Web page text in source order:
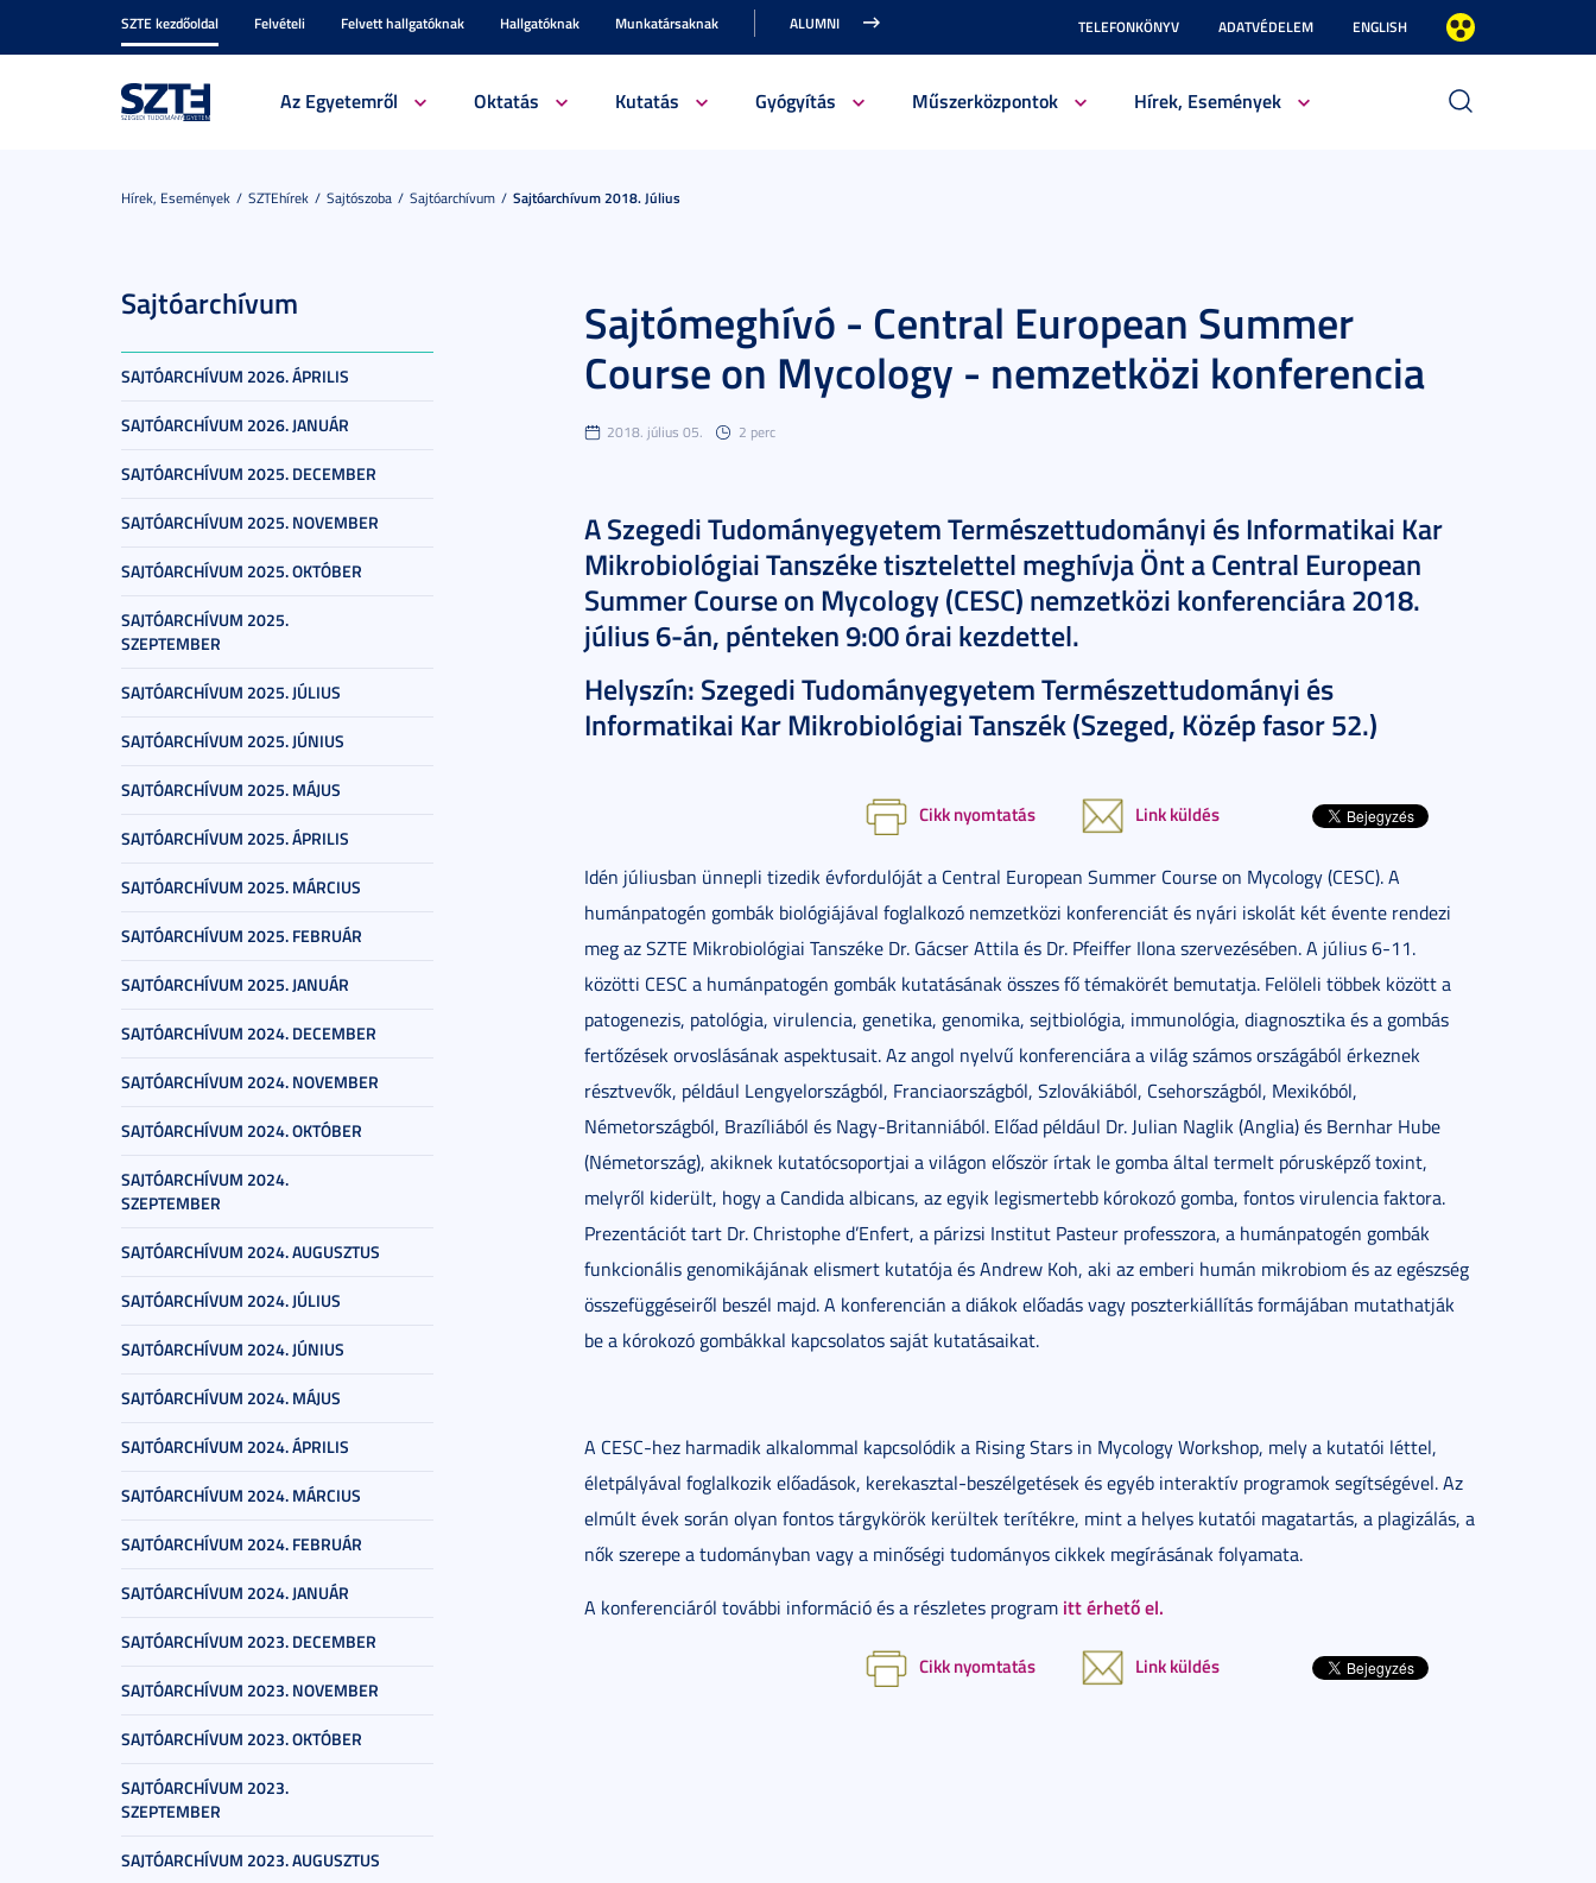
SZTE kezdőoldal Felvételi Felvett hallgatóknak Hallgatóknak Munkatársaknak ALUMNI TELEFONKÖNYV ADATVÉDELEM ENGLISH
Az Egyetemről Oktatás Kutatás Gyógyítás Műszerközpontok Hírek, Események
Hírek, Események SZTEhírek Sajtószoba Sajtóarchívum Sajtóarchívum 2018. Július
Sajtóarchívum
SAJTÓARCHÍVUM 2026. ÁPRILIS
SAJTÓARCHÍVUM 2026. JANUÁR
SAJTÓARCHÍVUM 2025. DECEMBER
SAJTÓARCHÍVUM 2025. NOVEMBER
SAJTÓARCHÍVUM 2025. OKTÓBER
SAJTÓARCHÍVUM 2025.
SZEPTEMBER
SAJTÓARCHÍVUM 2025. JÚLIUS
SAJTÓARCHÍVUM 2025. JÚNIUS
SAJTÓARCHÍVUM 2025. MÁJUS
SAJTÓARCHÍVUM 2025. ÁPRILIS
SAJTÓARCHÍVUM 2025. MÁRCIUS
SAJTÓARCHÍVUM 2025. FEBRUÁR
SAJTÓARCHÍVUM 2025. JANUÁR
SAJTÓARCHÍVUM 2024. DECEMBER
SAJTÓARCHÍVUM 2024. NOVEMBER
SAJTÓARCHÍVUM 2024. OKTÓBER
SAJTÓARCHÍVUM 2024.
SZEPTEMBER
SAJTÓARCHÍVUM 2024. AUGUSZTUS
SAJTÓARCHÍVUM 2024. JÚLIUS
SAJTÓARCHÍVUM 2024. JÚNIUS
SAJTÓARCHÍVUM 2024. MÁJUS
SAJTÓARCHÍVUM 2024. ÁPRILIS
SAJTÓARCHÍVUM 2024. MÁRCIUS
SAJTÓARCHÍVUM 2024. FEBRUÁR
SAJTÓARCHÍVUM 2024. JANUÁR
SAJTÓARCHÍVUM 2023. DECEMBER
SAJTÓARCHÍVUM 2023. NOVEMBER
SAJTÓARCHÍVUM 2023. OKTÓBER
SAJTÓARCHÍVUM 2023.
SZEPTEMBER
SAJTÓARCHÍVUM 2023. AUGUSZTUS
Sajtómeghívó - Central European Summer
Course on Mycology - nemzetközi konferencia
2018. július 05. 2 perc
A Szegedi Tudományegyetem Természettudományi és Informatikai Kar
Mikrobiológiai Tanszéke tisztelettel meghívja Önt a Central European
Summer Course on Mycology (CESC) nemzetközi konferenciára 2018.
július 6-án, pénteken 9:00 órai kezdettel.
Helyszín: Szegedi Tudományegyetem Természettudományi és
Informatikai Kar Mikrobiológiai Tanszék (Szeged, Közép fasor 52.)
Cikk nyomtatás Link küldés
Idén júliusban ünnepli tizedik évfordulóját a Central European Summer Course on Mycology (CESC). A
humánpatogén gombák biológiájával foglalkozó nemzetközi konferenciát és nyári iskolát két évente rendezi
meg az SZTE Mikrobiológiai Tanszéke Dr. Gácser Attila és Dr. Pfeiffer Ilona szervezésében. A július 6-11.
közötti CESC a humánpatogén gombák kutatásának összes fő témakörét bemutatja. Felöleli többek között a
patogenezis, patológia, virulencia, genetika, genomika, sejtbiológia, immunológia, diagnosztika és a gombás
fertőzések orvoslásának aspektusait. Az angol nyelvű konferenciára a világ számos országából érkeznek
résztvevők, például Lengyelországból, Franciaországból, Szlovákiából, Csehországból, Mexikóból,
Németországból, Brazíliából és Nagy-Britanniából. Előad például Dr. Julian Naglik (Anglia) és Bernhar Hube
(Németország), akiknek kutatócsoportjai a világon először írtak le gomba által termelt pórusképző toxint,
melyről kiderült, hogy a Candida albicans, az egyik legismertebb kórokozó gomba, fontos virulencia faktora.
Prezentációt tart Dr. Christophe d’Enfert, a párizsi Institut Pasteur professzora, a humánpatogén gombák
funkcionális genomikájának elismert kutatója és Andrew Koh, aki az emberi humán mikrobiom és az egészség
összefüggéseiről beszél majd. A konferencián a diákok előadás vagy poszterkiállítás formájában mutathatják
be a kórokozó gombákkal kapcsolatos saját kutatásaikat.
A CESC-hez harmadik alkalommal kapcsolódik a Rising Stars in Mycology Workshop, mely a kutatói léttel,
életpályával foglalkozik előadások, kerekasztal-beszélgetések és egyéb interaktív programok segítségével. Az
elmúlt évek során olyan fontos tárgykörök kerültek terítékre, mint a helyes kutatói magatartás, a plagizálás, a
nők szerepe a tudományban vagy a minőségi tudományos cikkek megírásának folyamata.
A konferenciáról további információ és a részletes program itt érhető el.
Cikk nyomtatás Link küldés